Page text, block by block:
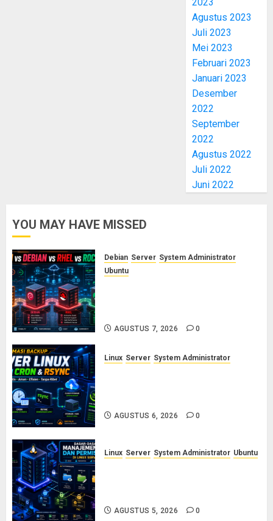
Agustus 2023
Juli 2023
Mei 2023
Februari 2023
Januari 2023
Desember
2022
September
2022
Agustus 2022
Juli 2022
Juni 2022
YOU MAY HAVE MISSED
Debian Server System Administrator
Ubuntu
AGUSTUS 7, 2026 0
Linux Server System Administrator
AGUSTUS 6, 2026 0
Linux Server System Administrator Ubuntu
AGUSTUS 5, 2026 0